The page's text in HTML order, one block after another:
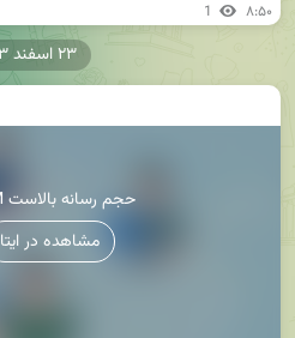
1 ۸:۵۰
8.8M حجم رسانه بالاست
مشاهده در ایتا
۲۳ اسفند ۱۴۰۳